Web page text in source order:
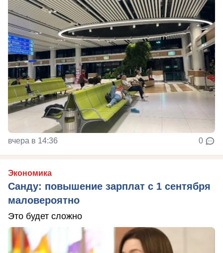
вчера в 14:36 0
Экономика
Санду: повышение зарплат с 1 сентября
маловероятно
Это будет сложно